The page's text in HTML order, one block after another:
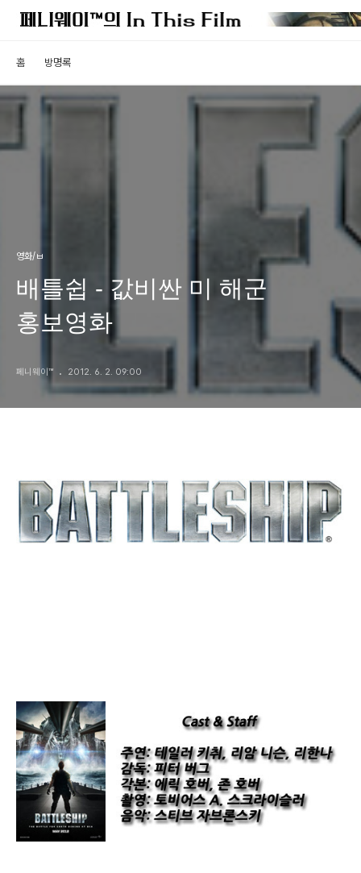
홈 방명록
영화/ㅂ
배틀쉽 - 값비싼 미 해군
홍보영화
페니웨이™ 2012. 6. 2. 09:00